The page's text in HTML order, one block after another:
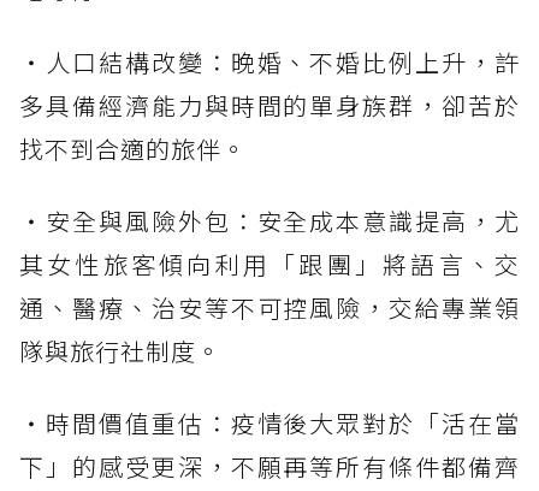
・人口結構改變：晚婚、不婚比例上升，許
多具備經濟能力與時間的單身族群，卻苦於
找不到合適的旅伴。
・安全與風險外包：安全成本意識提高，尤
其女性旅客傾向利用「跟團」將語言、交
通、醫療、治安等不可控風險，交給專業領
隊與旅行社制度。
・時間價值重估：疫情後大眾對於「活在當
下」的感受更深，不願再等所有條件都備齊